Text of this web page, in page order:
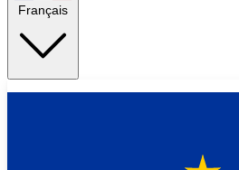
Français